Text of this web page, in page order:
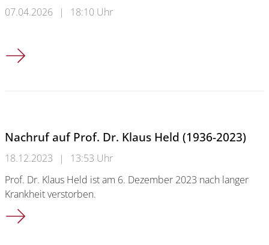
07.04.2026 | 18:10 Uhr
Programm des Philosophischen Kolloquiums im
Nachruf auf Prof. Dr. Klaus Held (1936-2023)
18.12.2023 |
13:53 Uhr
Prof. Dr. Klaus Held ist am 6. Dezember 2023 nach langer
Krankheit verstorben.
Nachruf auf Prof. Dr. Klaus Held (1936-2023)